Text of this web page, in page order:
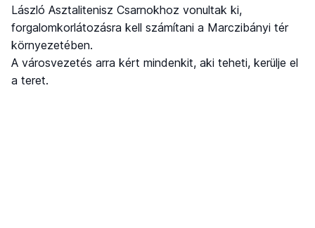
László Asztalitenisz Csarnokhoz vonultak ki,
forgalomkorlátozásra kell számítani a Marczibányi tér
környezetében.
A városvezetés arra kért mindenkit, aki teheti, kerülje el
a teret.